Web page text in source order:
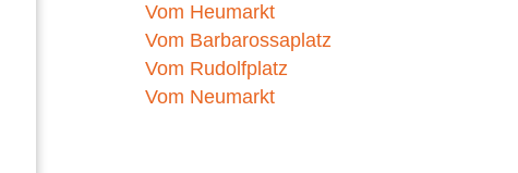
Vom Heumarkt
Vom Barbarossaplatz
Vom Rudolfplatz
Vom Neumarkt